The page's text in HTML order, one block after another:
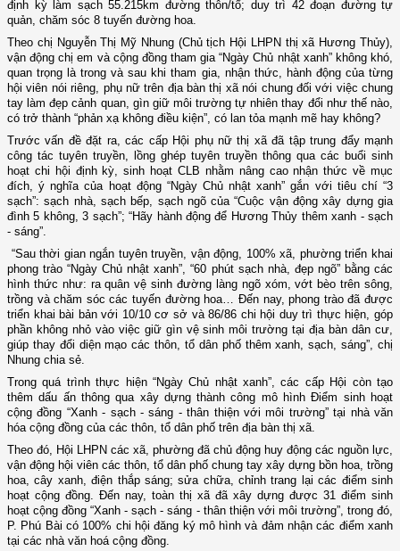
định kỳ làm sạch 55.215km đường thôn/tổ; duy trì 42 đoạn đường tự
quản, chăm sóc 8 tuyến đường hoa.
Theo chị Nguyễn Thị Mỹ Nhung (Chủ tịch Hội LHPN thị xã Hương Thủy),
vận động chị em và cộng đồng tham gia “Ngày Chủ nhật xanh” không khó,
quan trọng là trong và sau khi tham gia, nhận thức, hành động của từng
hội viên nói riêng, phụ nữ trên địa bàn thị xã nói chung đối với việc chung
tay làm đẹp cảnh quan, gìn giữ môi trường tự nhiên thay đổi như thế nào,
có trở thành “phản xạ không điều kiện”, có lan tỏa mạnh mẽ hay không?
Trước vấn đề đặt ra, các cấp Hội phụ nữ thị xã đã tập trung đẩy mạnh
công tác tuyên truyền, lồng ghép tuyên truyền thông qua các buổi sinh
hoạt chi hội định kỳ, sinh hoạt CLB nhằm nâng cao nhận thức về mục
đích, ý nghĩa của hoạt động “Ngày Chủ nhật xanh” gắn với tiêu chí “3
sạch”: sạch nhà, sạch bếp, sạch ngõ của “Cuộc vận động xây dựng gia
đình 5 không, 3 sạch”; “Hãy hành động để Hương Thủy thêm xanh - sạch
- sáng”.
“Sau thời gian ngắn tuyên truyền, vận động, 100% xã, phường triển khai
phong trào “Ngày Chủ nhật xanh”, “60 phút sạch nhà, đẹp ngõ” bằng các
hình thức như: ra quân vệ sinh đường làng ngõ xóm, vớt bèo trên sông,
trồng và chăm sóc các tuyến đường hoa… Đến nay, phong trào đã được
triển khai bài bản với 10/10 cơ sở và 86/86 chi hội duy trì thực hiện, góp
phần không nhỏ vào việc giữ gìn vệ sinh môi trường tại địa bàn dân cư,
giúp thay đổi diện mạo các thôn, tổ dân phố thêm xanh, sạch, sáng”, chị
Nhung chia sẻ.
Trong quá trình thực hiện “Ngày Chủ nhật xanh”, các cấp Hội còn tạo
thêm dấu ấn thông qua xây dựng thành công mô hình Điểm sinh hoạt
cộng đồng “Xanh - sạch - sáng - thân thiện với môi trường” tại nhà văn
hóa cộng đồng của các thôn, tổ dân phố trên địa bàn thị xã.
Theo đó, Hội LHPN các xã, phường đã chủ động huy động các nguồn lực,
vận động hội viên các thôn, tổ dân phố chung tay xây dựng bồn hoa, trồng
hoa, cây xanh, điện thắp sáng; sửa chữa, chỉnh trang lại các điểm sinh
hoạt cộng đồng. Đến nay, toàn thị xã đã xây dựng được 31 điểm sinh
hoạt cộng đồng “Xanh - sạch - sáng - thân thiện với môi trường”, trong đó,
P. Phú Bài có 100% chi hội đăng ký mô hình và đảm nhận các điểm xanh
tại các nhà văn hoá cộng đồng.